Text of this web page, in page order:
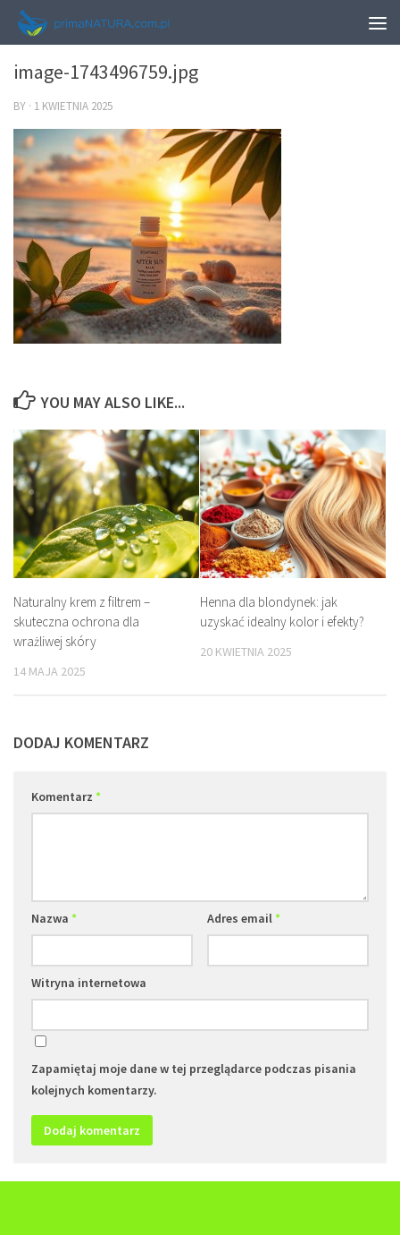
0
image-1743496759.jpg
BY · 1 KWIETNIA 2025
YOU MAY ALSO LIKE...
Naturalny krem z filtrem –
skuteczna ochrona dla
wrażliwej skóry
14 MAJA 2025
Henna dla blondynek: jak
uzyskać idealny kolor i efekty?
20 KWIETNIA 2025
DODAJ KOMENTARZ
Komentarz *
Nazwa * Adres email*
Witryna internetowa
Zapamiętaj moje dane w tej przeglądarce podczas pisania
kolejnych komentarzy.